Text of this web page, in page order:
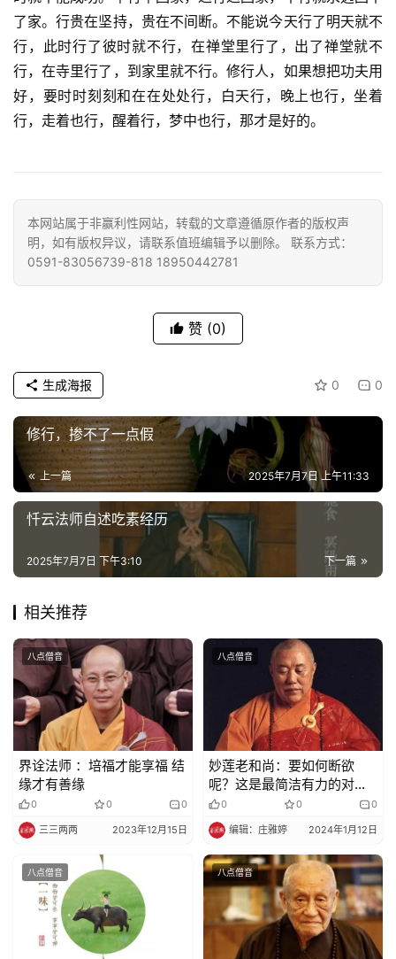
心
乐
菩
提
公
益
慈
善
人
物
院
巡
礼
视
频
录
佛
教
术
政
策
规
登录
了家。行贵在坚持，贵在不间断。不能说今天行了明天就不
行，此时行了彼时就不行，在禅堂里行了，出了禅堂就不
行，在寺里行了，到家里就不行。修行人，如果想把功夫用
好，要时时刻刻和在在处处行，白天行，晚上也行，坐着
行，走着也行，醒着行，梦中也行，那才是好的。
本网站属于非赢利性网站，转载的文章遵循原作者的版权声
明，如有版权异议，请联系值班编辑予以删除。 联系方式：
0591-83056739-818 18950442781
赞 (0)
0 0
生成海报
修行，掺不了一点假
上一篇 2025年7月7日 上午11:33
忏云法师自述吃素经历
下一篇
2025年7月7日 下午3:10
相关推荐
八点僧音
界诠法师 ：培福才能享福 结
缘才有善缘
0 0 0
三三两两 2023年12月15日
八点僧音
妙莲老和尚：要如何断欲
呢？这是最简洁有力的对治
法0 0 0
编辑：庄雅婷 2024年1月12日
八点僧音 八点僧音